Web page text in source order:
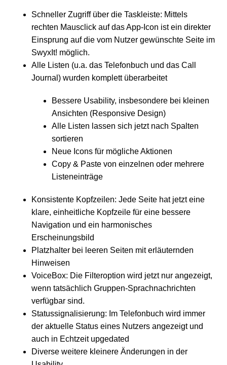
Schneller Zugriff über die Taskleiste: Mittels
rechten Mausclick auf das App-Icon ist ein direkter
Einsprung auf die vom Nutzer gewünschte Seite im
SwyxIt! möglich.
Alle Listen (u.a. das Telefonbuch und das Call
Journal) wurden komplett überarbeitet
Bessere Usability, insbesondere bei kleinen
Ansichten (Responsive Design)
Alle Listen lassen sich jetzt nach Spalten
sortieren
Neue Icons für mögliche Aktionen
Copy & Paste von einzelnen oder mehrere
Listeneinträge
Konsistente Kopfzeilen: Jede Seite hat jetzt eine
klare, einheitliche Kopfzeile für eine bessere
Navigation und ein harmonisches
Erscheinungsbild
Platzhalter bei leeren Seiten mit erläuternden
Hinweisen
VoiceBox: Die Filteroption wird jetzt nur angezeigt,
wenn tatsächlich Gruppen-Sprachnachrichten
verfügbar sind.
Statussignalisierung: Im Telefonbuch wird immer
der aktuelle Status eines Nutzers angezeigt und
auch in Echtzeit upgedated
Diverse weitere kleinere Änderungen in der